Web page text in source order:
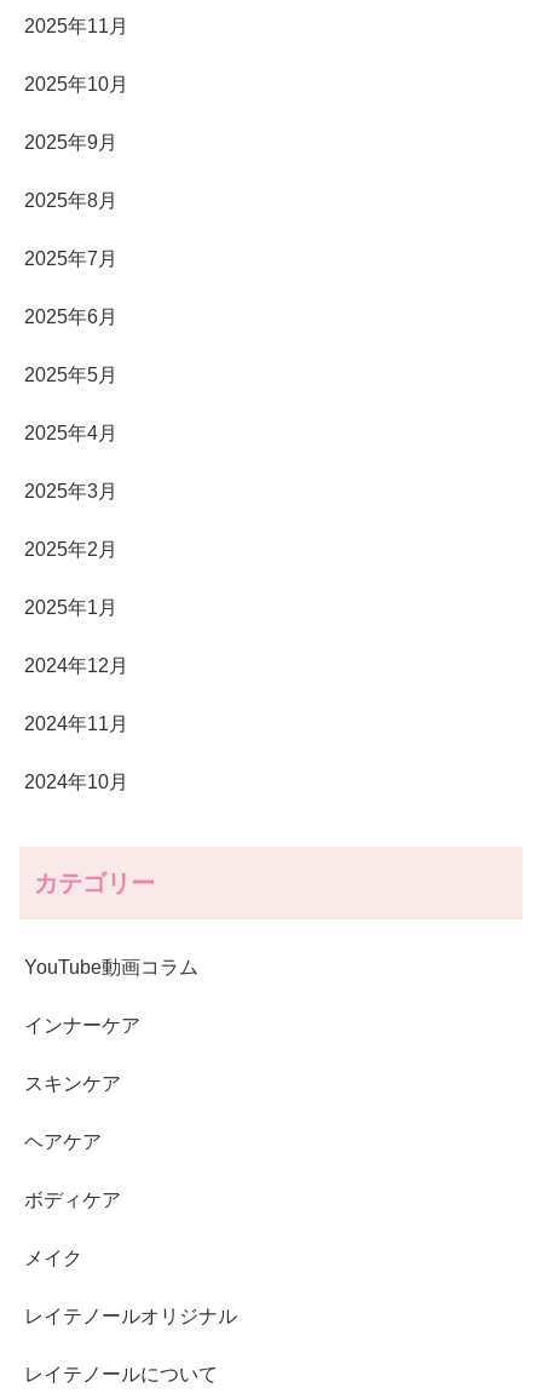
2025年11月
2025年10月
2025年9月
2025年8月
2025年7月
2025年6月
2025年5月
2025年4月
2025年3月
2025年2月
2025年1月
2024年12月
2024年11月
2024年10月
カテゴリー
YouTube動画コラム
インナーケア
スキンケア
ヘアケア
ボディケア
メイク
レイテノールオリジナル
レイテノールについて